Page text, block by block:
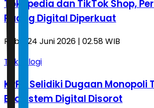
Tokopedia dan TikTok Shop,
Ruang Digital Diperkuat
Rabu, 24 Juni 2026 | 02.58 WIB
Teknologi
KPPU Selidiki Dugaan Monopoli
Ekosistem Digital Disorot